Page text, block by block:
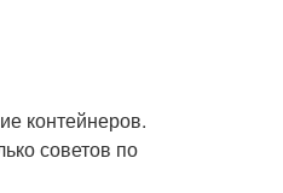
контейнеров.
советов по